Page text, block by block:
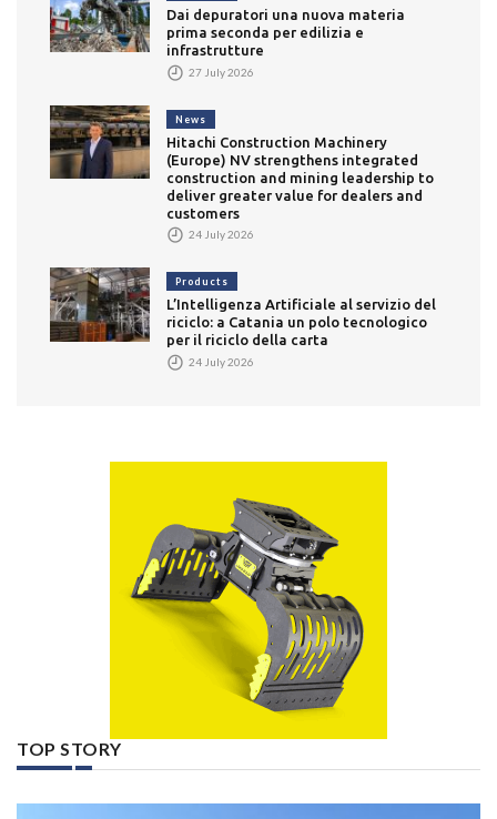
Dai depuratori una nuova materia
prima seconda per edilizia e
infrastrutture
27 July 2026
News
Hitachi Construction Machinery
(Europe) NV strengthens integrated
construction and mining leadership to
deliver greater value for dealers and
customers
24 July 2026
Products
L’Intelligenza Artificiale al servizio del
riciclo: a Catania un polo tecnologico
per il riciclo della carta
24 July 2026
TOP STORY